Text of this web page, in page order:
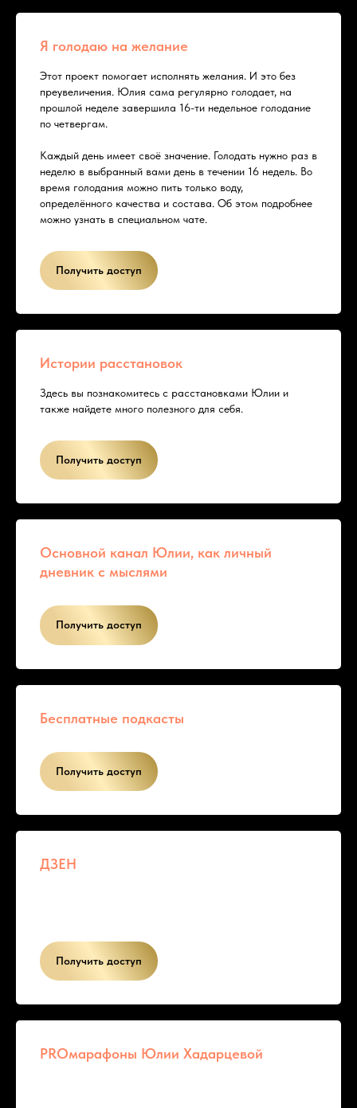
Я голодаю на желание
Этот проект помогает исполнять желания. И это без
преувеличения. Юлия сама регулярно голодает, на
прошлой неделе завершила 16-ти недельное голодание
по четвергам.
Каждый день имеет своё значение. Голодать нужно раз в
неделю в выбранный вами день в течении 16 недель. Во
время голодания можно пить только воду,
определённого качества и состава. Об этом подробнее
можно узнать в специальном чате.
Получить доступ
Истории расстановок
Здесь вы познакомитесь с расстановками Юлии и
также найдете много полезного для себя.
Получить доступ
Основной канал Юлии, как личный
дневник с мыслями
Получить доступ
Бесплатные подкасты
Получить доступ
ДЗЕН
Получить доступ
PROмарафоны Юлии Хадарцевой